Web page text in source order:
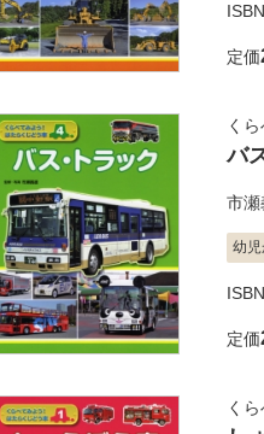
定価
く
バ
市瀬
幼児
定価
く